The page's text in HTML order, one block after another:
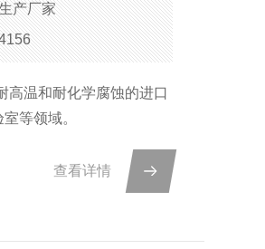
产厂家
高温和耐化学腐蚀的进口
等领域。
查看详情